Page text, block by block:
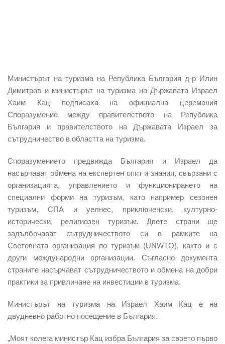
Министърът на туризма на Република България д-р Илин
Димитров и министърът на туризма на Държавата Израел
Хаим Кац подписаха на официална церемония
Споразумение между правителството на Република
България и правителството на Държавата Израел за
сътрудничество в областта на туризма.
Споразумението предвижда България и Израел да
насърчават обмена на експертен опит и знания, свързани с
организацията, управлението и функционирането на
специални форми на туризъм, като например сезонен
туризъм, СПА и уелнес, приключенски, културно-
исторически, религиозен туризъм. Двете страни ще
задълбочават сътрудничеството си в рамките на
Световната организация по туризъм (UNWTO), както и с
други международни организации. Съгласно документа
страните насърчават сътрудничеството и обмена на добри
практики за привличане на инвестиции в туризма.
Министърът на туризма на Израел Хаим Кац е на
двудневно работно посещение в България.
„Моят колега министър Кац избра България за своето първо